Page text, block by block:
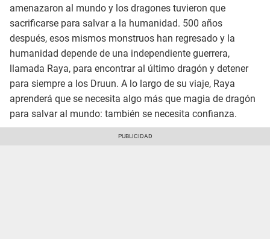
amenazaron al mundo y los dragones tuvieron que
sacrificarse para salvar a la humanidad. 500 años
después, esos mismos monstruos han regresado y la
humanidad depende de una independiente guerrera,
llamada Raya, para encontrar al último dragón y detener
para siempre a los Druun. A lo largo de su viaje, Raya
aprenderá que se necesita algo más que magia de dragón
para salvar al mundo: también se necesita confianza.